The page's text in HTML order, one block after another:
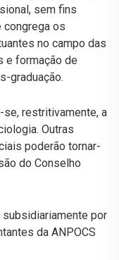
sem fins
os
no campo das
e formação de
graduação.
restritivamente, a
Outras
poderão tornar-
do Conselho
por
da ANPOCS